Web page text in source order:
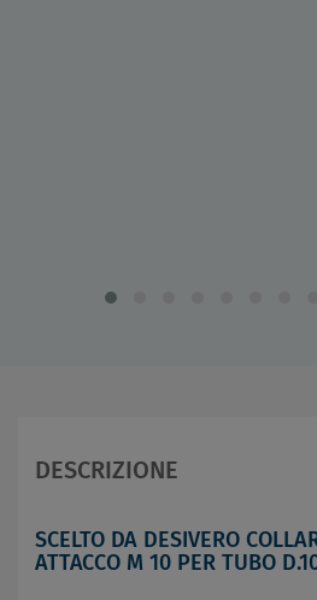
DESCRIZIONE
SCELTO DA DESIVERO
ATTACCO M 10 PER TUBO